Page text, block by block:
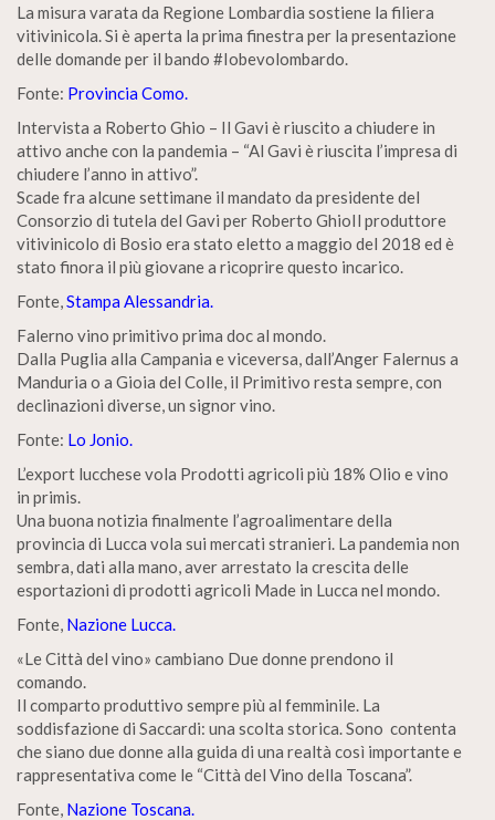
La misura varata da Regione Lombardia sostiene la filiera
vitivinicola. Si è aperta la prima finestra per la presentazione
delle domande per il bando #Iobevolombardo.
Fonte: Provincia Como.
Intervista a Roberto Ghio – Il Gavi è riuscito a chiudere in
attivo anche con la pandemia – “Al Gavi è riuscita l’impresa di
chiudere l’anno in attivo”.
Scade fra alcune settimane il mandato da presidente del
Consorzio di tutela del Gavi per Roberto GhioIl produttore
vitivinicolo di Bosio era stato eletto a maggio del 2018 ed è
stato finora il più giovane a ricoprire questo incarico.
Fonte,Stampa Alessandria.
Falerno vino primitivo prima doc al mondo.
Dalla Puglia alla Campania e viceversa, dall’Anger Falernus a
Manduria o a Gioia del Colle, il Primitivo resta sempre, con
declinazioni diverse, un signor vino.
Fonte: Lo Jonio.
L’export lucchese vola Prodotti agricoli più 18% Olio e vino
in primis.
Una buona notizia finalmente l’agroalimentare della
provincia di Lucca vola sui mercati stranieri. La pandemia non
sembra, dati alla mano, aver arrestato la crescita delle
esportazioni di prodotti agricoli Made in Lucca nel mondo.
Fonte, Nazione Lucca.
«Le Città del vino» cambiano Due donne prendono il
comando.
Il comparto produttivo sempre più al femminile. La
soddisfazione di Saccardi: una scolta storica. Sono contenta
che siano due donne alla guida di una realtà così importante e
rappresentativa come le “Città del Vino della Toscana”.
Fonte, Nazione Toscana.